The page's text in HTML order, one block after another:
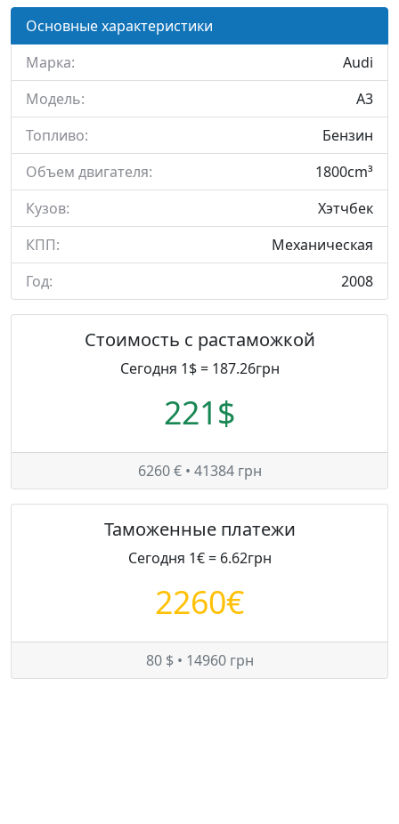
Основные характеристики
Марка:
Audi
Модель:
A3
Топливо:
Бензин
Объем двигателя:
1800cm³
Кузов:
Хэтчбек
КПП:
Механическая
Год:
2008
Стоимость с растаможкой
Сегодня 1$ = 187.26грн
221$
6260 € • 41384 грн
Таможенные платежи
Сегодня 1€ = 6.62грн
2260€
80 $ • 14960 грн